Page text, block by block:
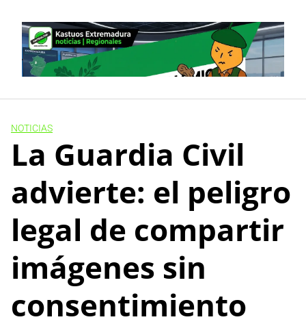
content
NOTICIAS
La Guardia Civil
advierte: el peligro
legal de compartir
imágenes sin
consentimiento